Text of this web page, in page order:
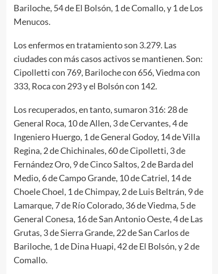
Bariloche, 54 de El Bolsón, 1 de Comallo, y 1 de Los
Menucos.
Los enfermos en tratamiento son 3.279. Las
ciudades con más casos activos se mantienen. Son:
Cipolletti con 769, Bariloche con 656, Viedma con
333, Roca con 293 y el Bolsón con 142.
Los recuperados, en tanto, sumaron 316: 28 de
General Roca, 10 de Allen, 3 de Cervantes, 4 de
Ingeniero Huergo, 1 de General Godoy, 14 de Villa
Regina, 2 de Chichinales, 60 de Cipolletti, 3 de
Fernández Oro, 9 de Cinco Saltos, 2 de Barda del
Medio, 6 de Campo Grande, 10 de Catriel, 14 de
Choele Choel, 1 de Chimpay, 2 de Luis Beltrán, 9 de
Lamarque, 7 de Río Colorado, 36 de Viedma, 5 de
General Conesa, 16 de San Antonio Oeste, 4 de Las
Grutas, 3 de Sierra Grande, 22 de San Carlos de
Bariloche, 1 de Dina Huapi, 42 de El Bolsón, y 2 de
Comallo.